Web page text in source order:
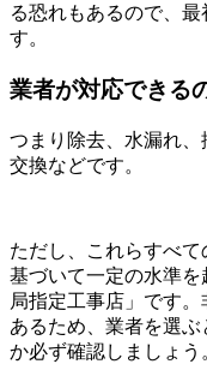
る恐れもあるので、
す。
業者が対応できる
つまり除去、水漏れ
交換などです。
ただし、これらすべ
基づいて一定の水準
局指定工事店」です
あるため、業者を選
か必ず確認しましょう